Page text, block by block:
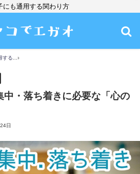
にも通用する関わり方
する
中・落ち着きに必要な「心の
日